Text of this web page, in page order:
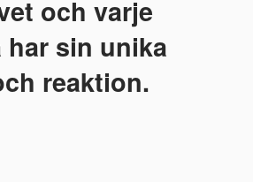
och varje
har sin unika
reaktion.